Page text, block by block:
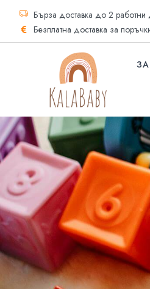
Бърза доставка до 2 работни
Безплатна доставка за